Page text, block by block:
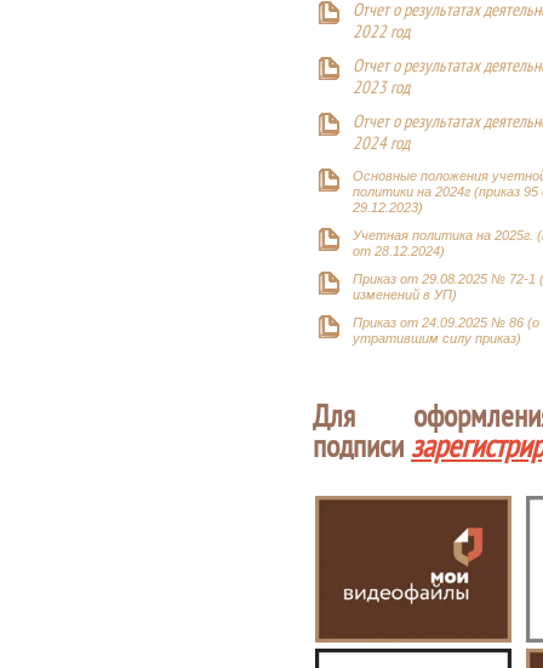
Отчет о результатах
2022 год
Отчет о результатах
2023 год
Отчет о результатах
2024 год
Основные положения
политики на 2024г (приказ
29.12.2023)
Учетная политика на 2025г.
от 28.12.2024)
Приказ от 29.08.2025 № 72-1
изменений в УП)
Приказ от 24.09.2025 № 86 (о
утратившим силу приказ)
Для
подписи